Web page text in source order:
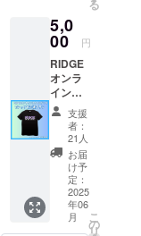
リのタ
オルを
リター
ンしま
す！
2nd
GOAL
達成で
むこう
３年間
の全生
徒の
「入学
費無
料」
る
5,0
00 円
RIDGE
オンラ
インス
クール
グッ
ズ T
シャツ
で応援
プラン
RIDGE
オンラ
インス
支援
者：
21人
お届
け予
定：
2025
年06
月
こ
の
リ